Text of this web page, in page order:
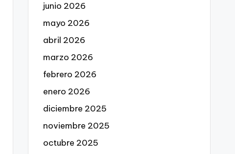
junio 2026
mayo 2026
abril 2026
marzo 2026
febrero 2026
enero 2026
diciembre 2025
noviembre 2025
octubre 2025